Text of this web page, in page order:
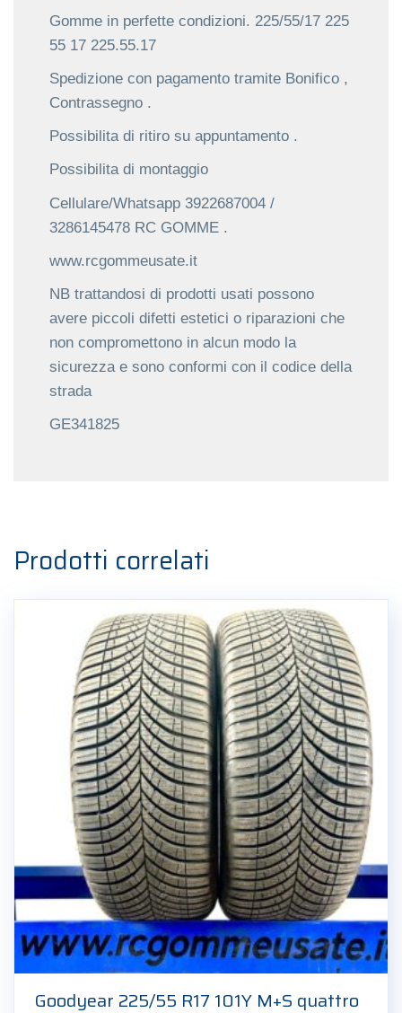
Gomme in perfette condizioni. 225/55/17 225
55 17 225.55.17
Spedizione con pagamento tramite Bonifico ,
Contrassegno .
Possibilita di ritiro su appuntamento .
Possibilita di montaggio
Cellulare/Whatsapp 3922687004 /
3286145478 RC GOMME .
www.rcgommeusate.it
NB trattandosi di prodotti usati possono
avere piccoli difetti estetici o riparazioni che
non compromettono in alcun modo la
sicurezza e sono conformi con il codice della
strada
GE341825
Prodotti correlati
Goodyear 225/55 R17 101Y M+S quattro